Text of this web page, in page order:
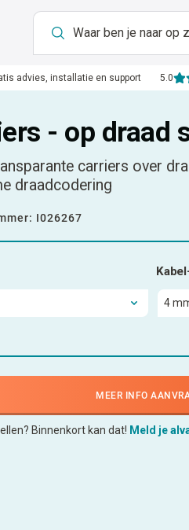
advies, installatie en support 5.0
- op draad
carriers over
draadcodering
I026267
MEER INFO
Binnenkort kan dat! Meld je